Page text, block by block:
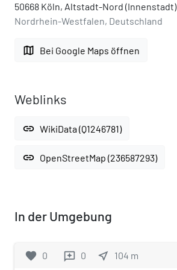
50668 Köln, Altstadt-Nord (Innenstadt)
Nordrhein-Westfalen, Deutschland
map Bei Google Maps öffnen
Weblinks
link WikiData (Q1246781)
link OpenStreetMap (236587293)
In der Umgebung
favorite 0 reviews 0 near_me 104 m